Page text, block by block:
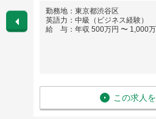
勤務地：東京都渋谷区
英語力：中級（ビジネス経験）
給 与：年収 500万円 〜 1,000万
この求人